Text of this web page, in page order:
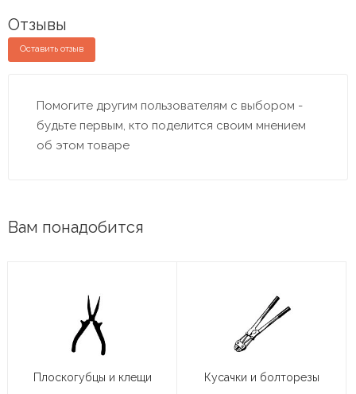
Отзывы
Оставить отзыв
Помогите другим пользователям с выбором -
будьте первым, кто поделится своим мнением
об этом товаре
Вам понадобится
Плоскогубцы и клещи Кусачки и болторезы